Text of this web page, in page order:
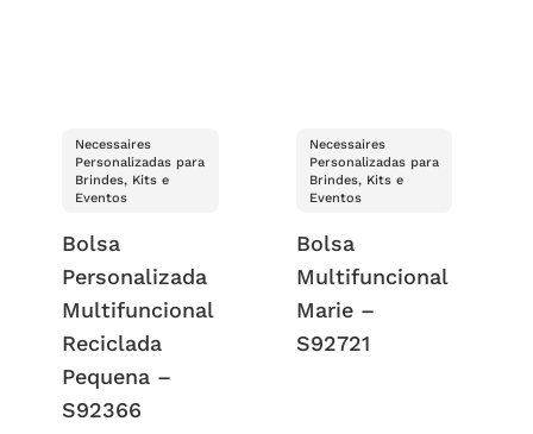
Necessaires
Personalizadas para
Brindes, Kits e
Eventos
Bolsa
Personalizada
Multifuncional
Reciclada
Pequena –
S92366
Necessaires
Personalizadas para
Brindes, Kits e
Eventos
Bolsa
Multifuncional
Marie –
S92721